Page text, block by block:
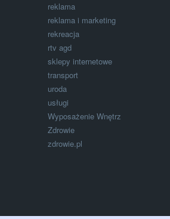
reklama
reklama i marketing
rekreacja
rtv agd
sklepy internetowe
transport
uroda
usługi
Wyposażenie Wnętrz
Zdrowie
zdrowie.pl